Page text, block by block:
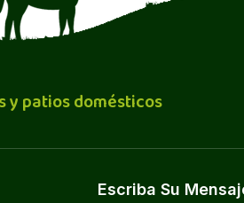
y patios domésticos
Escriba Su